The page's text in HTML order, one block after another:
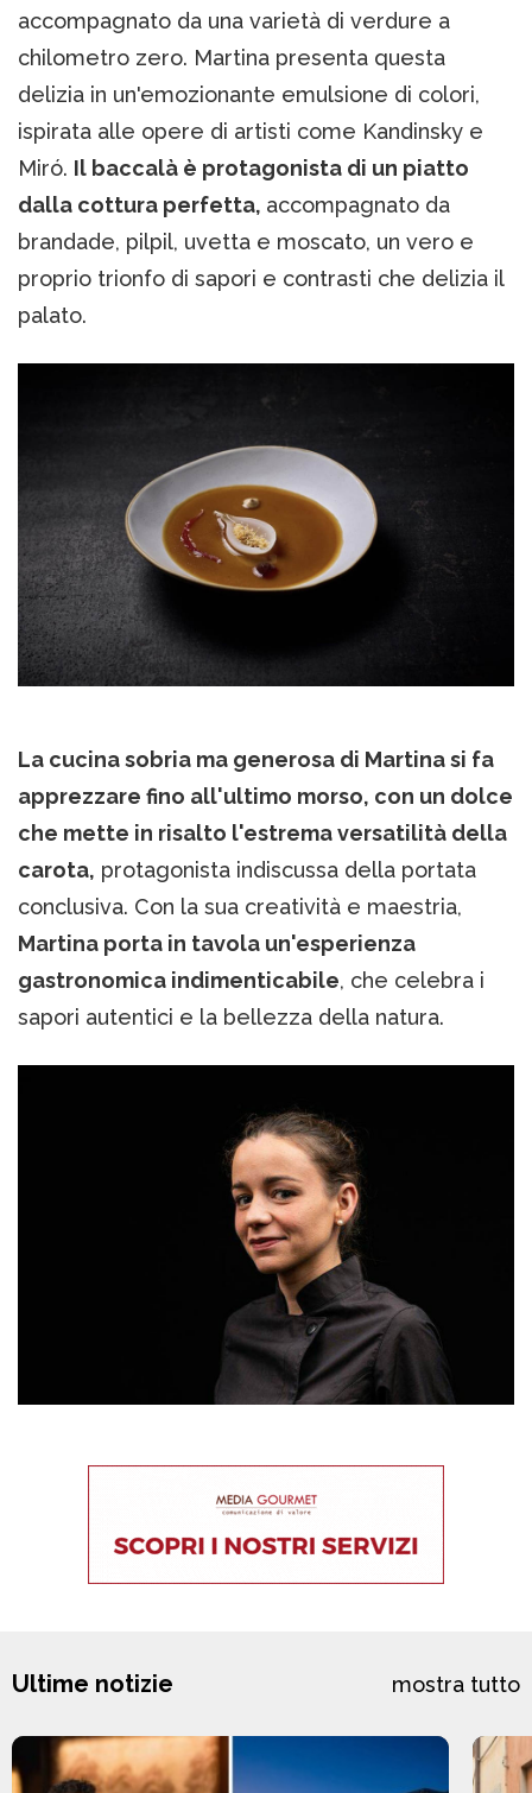
accompagnato da una varietà di verdure a
chilometro zero. Martina presenta questa
delizia in un'emozionante emulsione di colori,
ispirata alle opere di artisti come Kandinsky e
Miró. Il baccalà è protagonista di un piatto
dalla cottura perfetta, accompagnato da
brandade, pilpil, uvetta e moscato, un vero e
proprio trionfo di sapori e contrasti che delizia il
palato.
La cucina sobria ma generosa di Martina si fa
apprezzare fino all'ultimo morso, con un dolce
che mette in risalto l'estrema versatilità della
carota, protagonista indiscussa della portata
conclusiva. Con la sua creatività e maestria,
Martina porta in tavola un'esperienza
gastronomica indimenticabile, che celebra i
sapori autentici e la bellezza della natura.
Ultime notizie mostra tutto